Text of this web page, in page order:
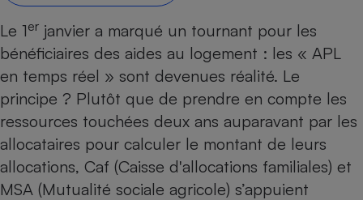
Le 1er janvier a marqué un tournant pour les
bénéficiaires des aides au logement : les « APL
en temps réel » sont devenues réalité. Le
principe ? Plutôt que de prendre en compte les
ressources touchées deux ans auparavant par les
allocataires pour calculer le montant de leurs
allocations, Caf (Caisse d'allocations familiales) et
MSA (Mutualité sociale agricole) s’appuient
Supermarché - Drive
Mutuelle
Comparateur auto
Comparatif aspirateur
Comparatif cafetière
Comparatif robot cuiseur
Comparatif centrale
Gros électroménager
Comparatif tablette
Image et son
Informatique
Internet
Téléphonie
Aménagement
Bricolage - Jardinage
Chauffage
Produit d'entretien
Sécurité domestique
Système de santé -
Retraite
Tous les comparateurs
Toutes les cartes interactives
Speedtest - Testez le débit de votre
connexion Internet